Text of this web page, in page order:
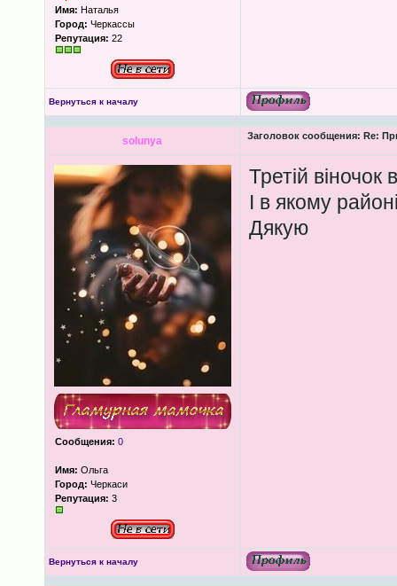
Имя: Наталья
Город: Черкассы
Репутация: 22
Вернуться к началу
solunya Заголовок сообщения: Re:
Сообщения: 0
Имя: Ольга
Город: Черкаси
Репутация: 3
Третій віночок
І в якому
Дякую
Вернуться к началу